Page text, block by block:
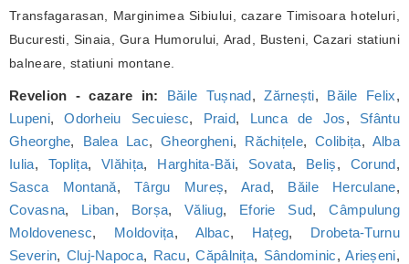
Transfagarasan, Marginimea Sibiului, cazare Timisoara hoteluri,
Bucuresti, Sinaia, Gura Humorului, Arad, Busteni, Cazari statiuni
balneare, statiuni montane.
Revelion - cazare in: Băile Tușnad,Zărnești, Băile Felix,
Lupeni,Odorheiu Secuiesc, Praid, Lunca de Jos, Sfântu
Gheorghe, Balea Lac,Gheorgheni, Răchițele,Colibița, Alba
Iulia, Toplița,Vlăhița, Harghita-Băi, Sovata, Beliș, Corund,
Sasca Montană,Târgu Mureș, Arad, Băile Herculane,
Covasna, Liban, Borșa,Văliug, Eforie Sud,Câmpulung
Moldovenesc, Moldovița, Albac, Hațeg, Drobeta-Turnu
Severin, Cluj-Napoca, Racu,Căpâlnița, Sândominic,Arieșeni,